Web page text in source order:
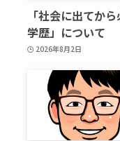
「社会に出てか
学歴」について
2026年8月2日